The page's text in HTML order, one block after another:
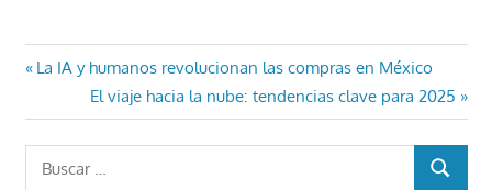
Navegación
de
entradas
Entrada
anterior:
La IA y humanos revolucionan las compras en México
Entrada
siguiente:
El viaje hacia la nube: tendencias clave para 2025
BUSCAR